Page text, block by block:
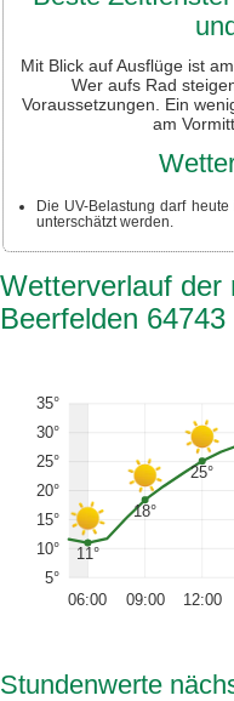
Mit Blick auf Ausflüge ist
Wer aufs Rad
Voraussetzungen. Ein
am
Die UV-Belastung darf
unterschätzt werden.
Wetterverlauf der
Beerfelden 64743
5°
10°
15°
20°
25°
30°
35°
11°
18°
25°
06:00 09:00 12:00
Stundenwerte